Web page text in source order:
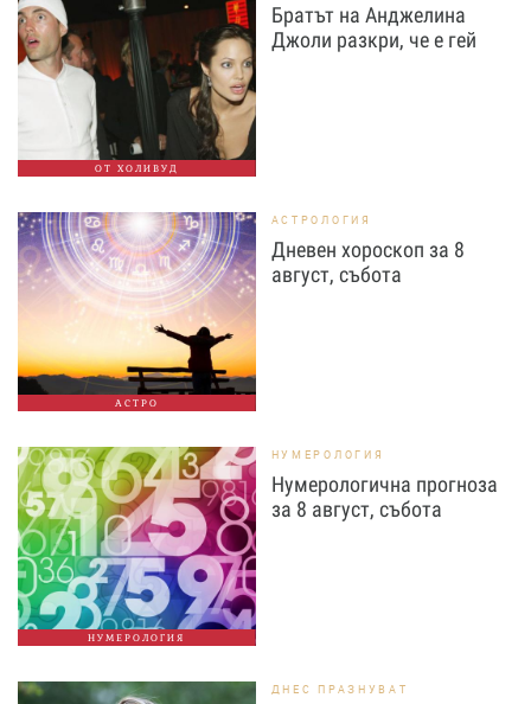
ОТ ХОЛИВУД
Братът на Анджелина
Джоли разкри, че е гей
АСТРО
АСТРОЛОГИЯ
Дневен хороскоп за 8
август, събота
НУМЕРОЛОГИЯ
НУМЕРОЛОГИЯ
Нумерологична прогноза
за 8 август, събота
ДНЕС ПРАЗНУВАТ